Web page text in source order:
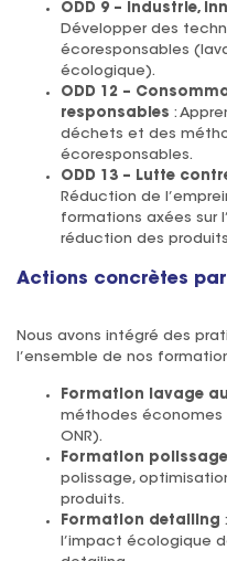
ODD 9 – Industrie,
Développer des
écoresponsables
écologique).
ODD 12 –
responsables :
déchets et des
écoresponsables.
ODD 13 – Lutte
Réduction de
formations axées sur
réduction des
Actions concrètes
Nous avons intégré des
l’ensemble de nos
Formation lavage
méthodes économes
ONR).
Formation polissage
polissage,
produits.
Formation detailing
l’impact écologique